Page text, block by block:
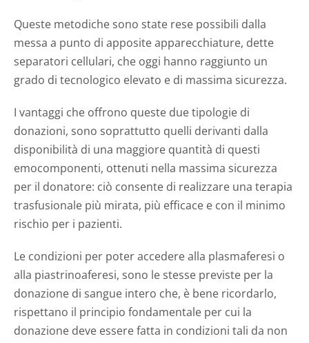
Queste metodiche sono state rese possibili dalla
messa a punto di apposite apparecchiature, dette
separatori cellulari, che oggi hanno raggiunto un
grado di tecnologico elevato e di massima sicurezza.
I vantaggi che offrono queste due tipologie di
donazioni, sono soprattutto quelli derivanti dalla
disponibilità di una maggiore quantità di questi
emocomponenti, ottenuti nella massima sicurezza
per il donatore: ciò consente di realizzare una terapia
trasfusionale più mirata, più efficace e con il minimo
rischio per i pazienti.
Le condizioni per poter accedere alla plasmaferesi o
alla piastrinoaferesi, sono le stesse previste per la
donazione di sangue intero che, è bene ricordarlo,
rispettano il principio fondamentale per cui la
donazione deve essere fatta in condizioni tali da non